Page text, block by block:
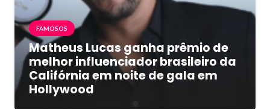
FAMOSOS
Matheus Lucas ganha prêmio de
melhor influenciador brasileiro da
Califórnia em noite de gala em
Hollywood